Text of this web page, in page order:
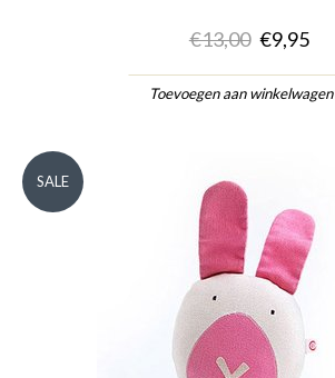
€13,00 €9,95
Toevoegen aan winkelwagen
SALE